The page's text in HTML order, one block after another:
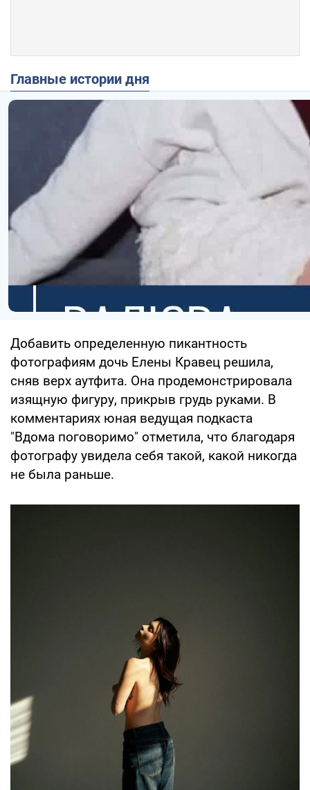
Главные истории дня
Добавить определенную пикантность
фотографиям дочь Елены Кравец решила,
сняв верх аутфита. Она продемонстрировала
изящную фигуру, прикрыв грудь руками. В
комментариях юная ведущая подкаста
"Вдома поговоримо" отметила, что благодаря
фотографу увидела себя такой, какой никогда
не была раньше.